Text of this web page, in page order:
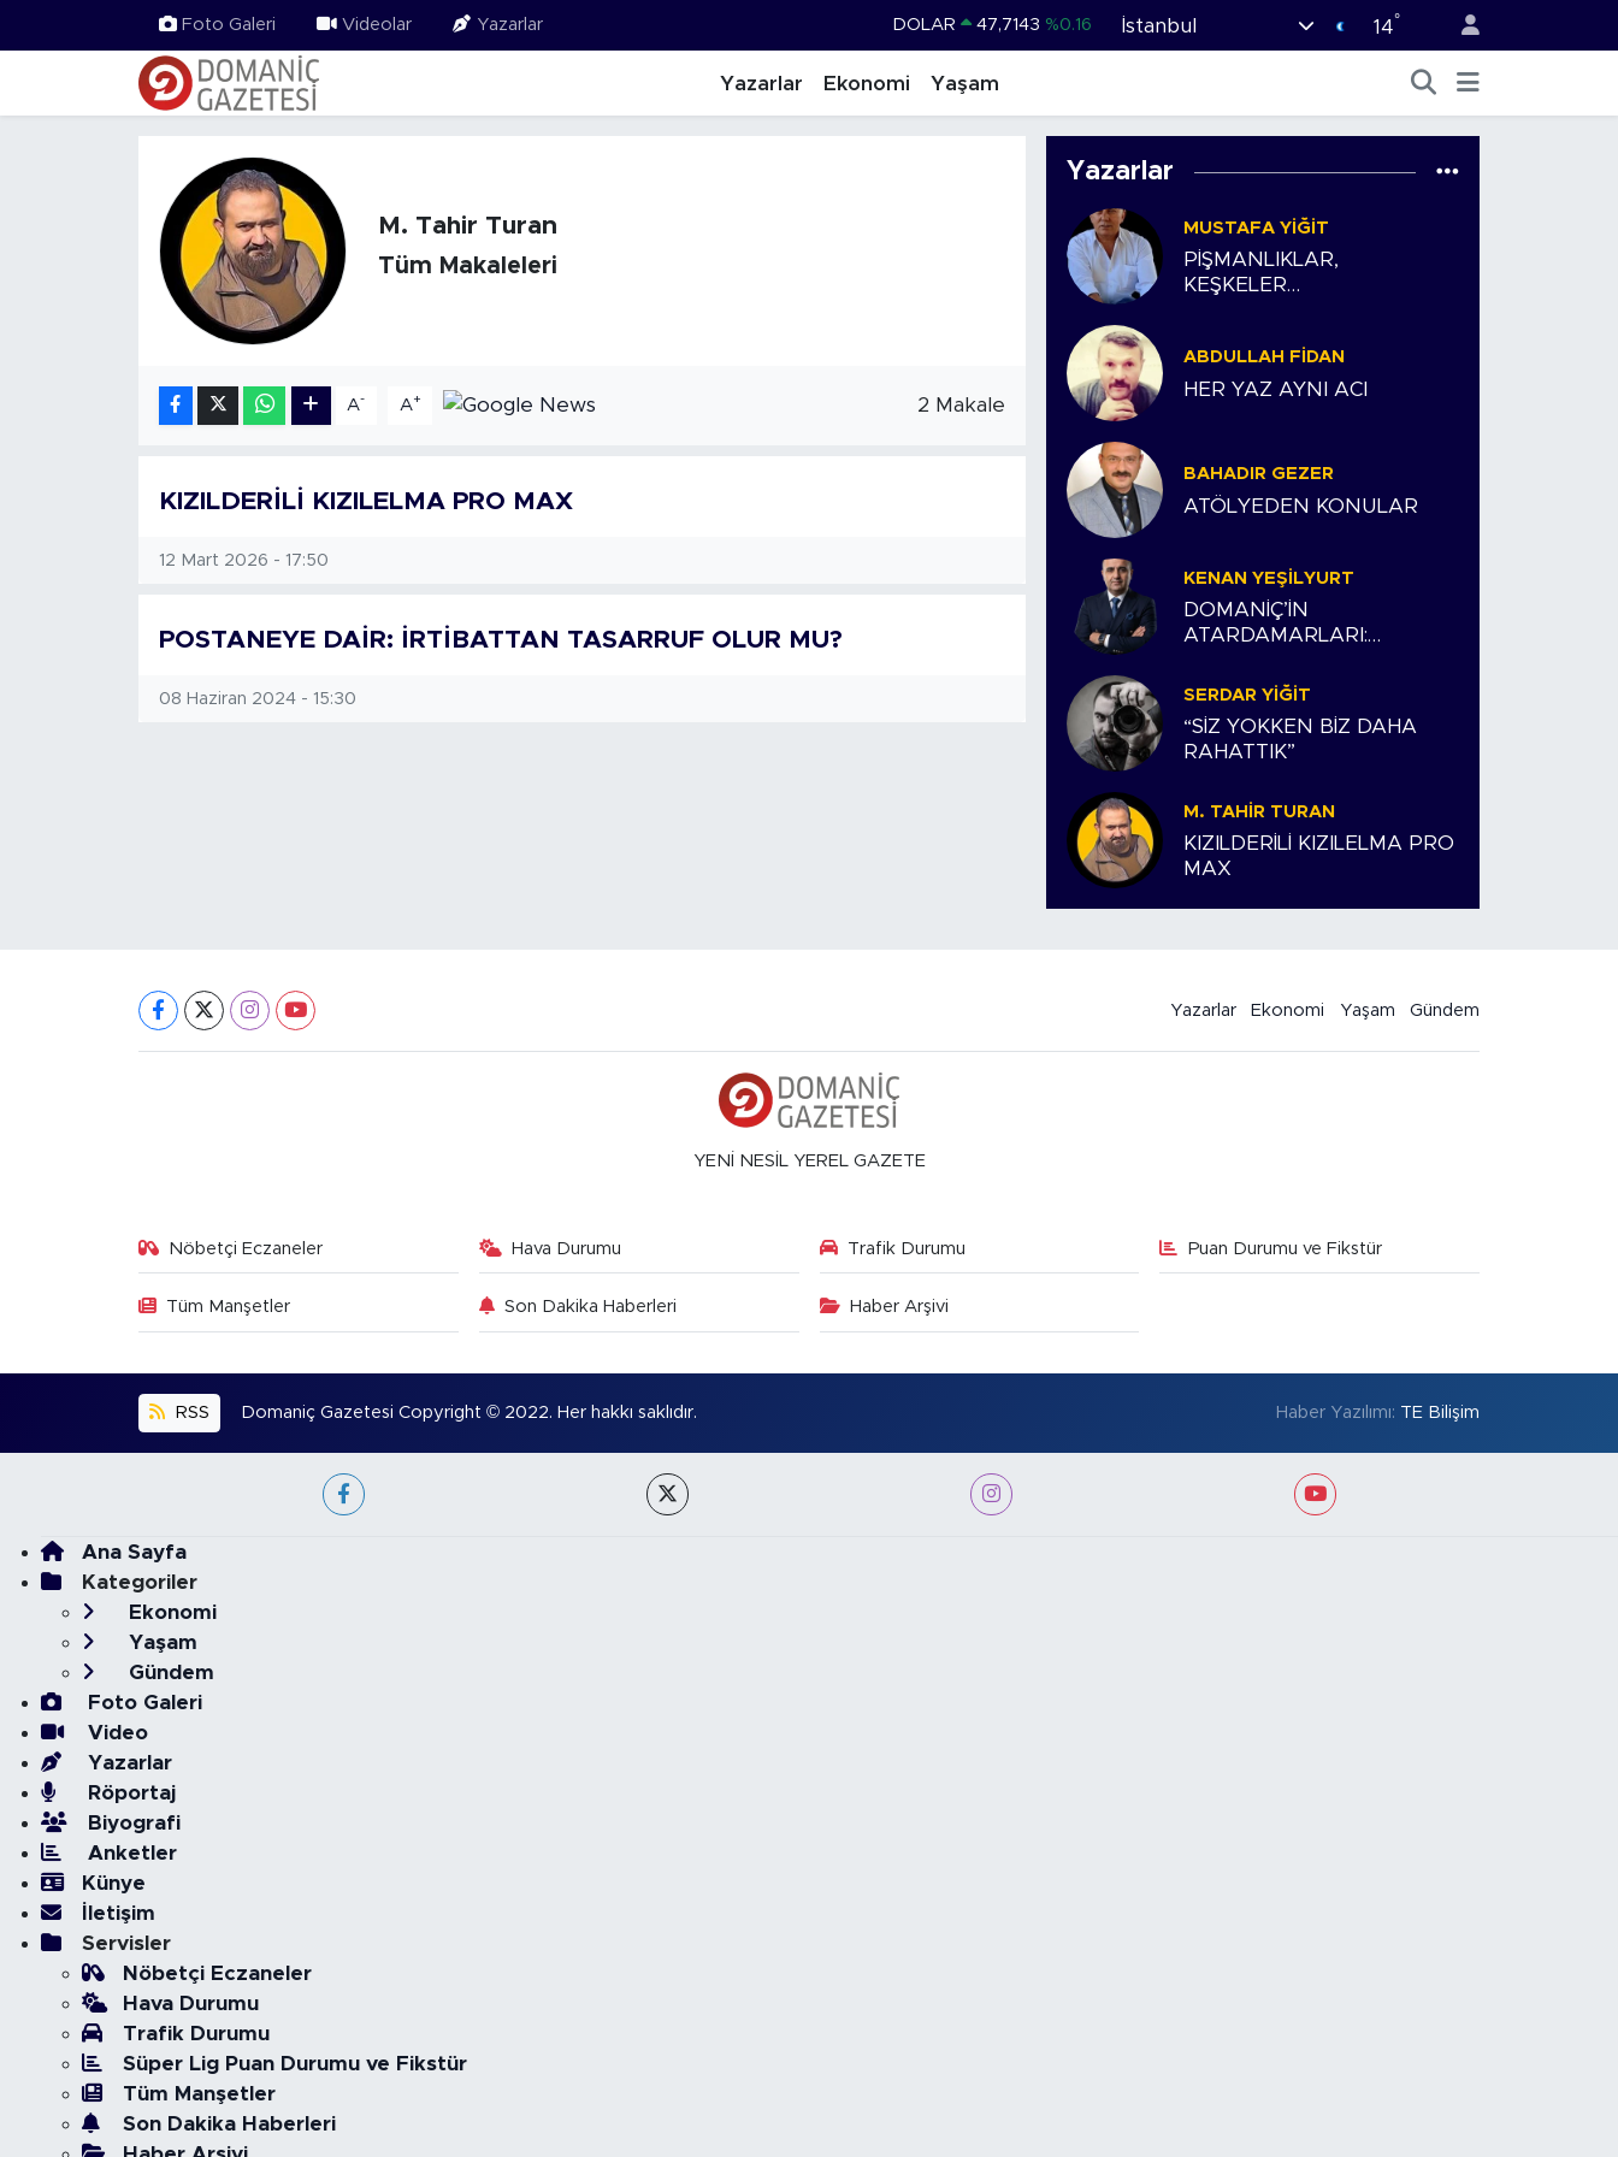
Foto Galeri Videolar Yazarlar DOLAR 47,7143 %0.16
STERLİN 64,2463 %0.07
%-0.63
İstanbul 14°
Yazarlar Ekonomi Yaşam
M. Tahir Turan
Tüm Makaleleri
A- A+ 2 Makale
KIZILDERİLİ KIZILELMA PRO MAX
12 Mart 2026 - 17:50
POSTANEYE DAİR: İRTİBATTAN TASARRUF OLUR MU?
08 Haziran 2024 - 15:30
Yazarlar
MUSTAFA YIĞIT
PİŞMANLIKLAR,
KEŞKELER…
ABDULLAH FIDAN
HER YAZ AYNI ACI
BAHADIR GEZER
ATÖLYEDEN KONULAR
KENAN YEŞILYURT
DOMANİÇ’İN
ATARDAMARLARI:
HİKAYEMİZ
SERDAR YIĞIT
“SİZ YOKKEN BİZ DAHA
RAHATTIK”
M. TAHIR TURAN
KIZILDERİLİ KIZILELMA PRO
MAX
Yazarlar Ekonomi Yaşam Gündem
YENİ NESİL YEREL GAZETE
Nöbetçi Eczaneler Hava Durumu Trafik Durumu Puan Durumu ve Fikstür
Tüm Manşetler Son Dakika Haberleri Haber Arşivi
RSS Domaniç Gazetesi Copyright © 2022. Her hakkı saklıdır. Haber Yazılımı: TE Bilişim
Ana Sayfa
Kategoriler
Ekonomi
Yaşam
Gündem
Foto Galeri
Video
Yazarlar
Röportaj
Biyografi
Anketler
Künye
İletişim
Servisler
Nöbetçi Eczaneler
Hava Durumu
Trafik Durumu
Süper Lig Puan Durumu ve Fikstür
Tüm Manşetler
Son Dakika Haberleri